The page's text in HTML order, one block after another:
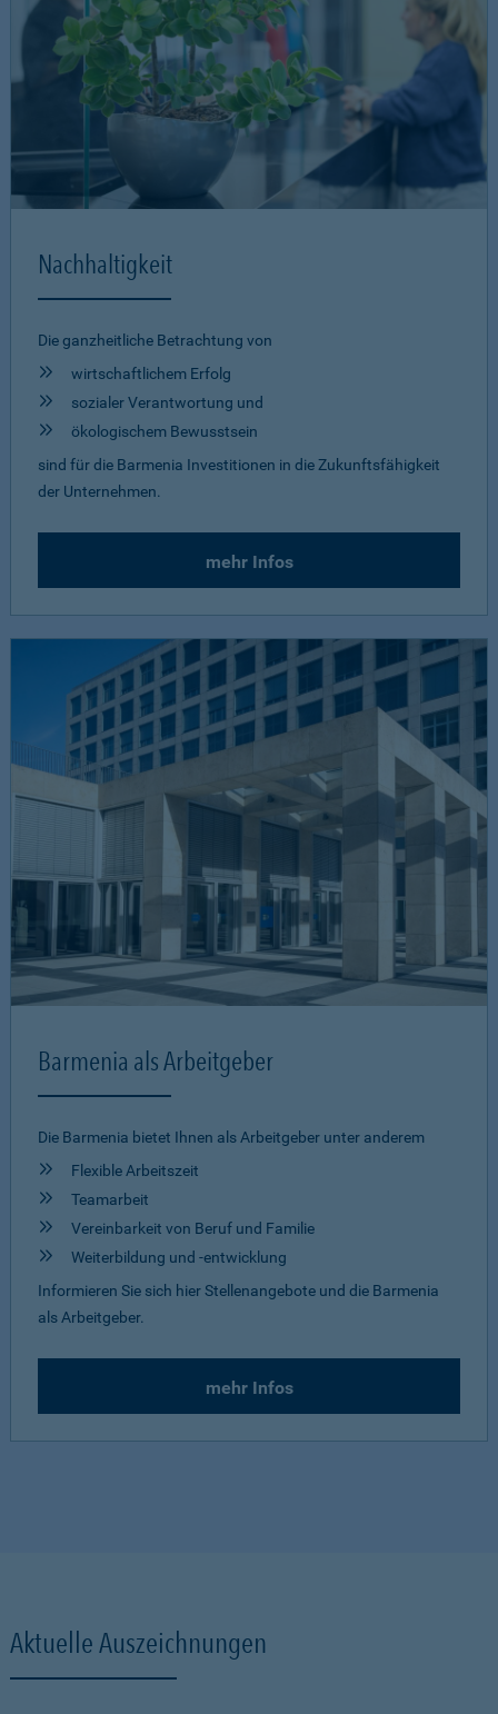
Nachhaltigkeit
Die ganzheitliche Betrachtung von
wirtschaftlichem Erfolg
sozialer Verantwortung und
ökologischem Bewusstsein
sind für die Barmenia Investitionen in die Zukunftsfähigkeit
der Unternehmen.
mehr Infos
Barmenia als Arbeitgeber
Die Barmenia bietet Ihnen als Arbeitgeber unter anderem
Flexible Arbeitszeit
Teamarbeit
Vereinbarkeit von Beruf und Familie
Weiterbildung und -entwicklung
Informieren Sie sich hier Stellenangebote und die Barmenia
als Arbeitgeber.
mehr Infos
Aktuelle Auszeichnungen